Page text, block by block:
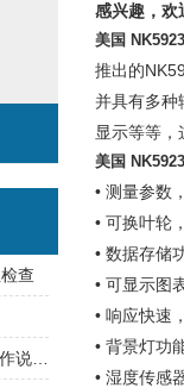
感兴趣，欢
美国
推出的
并具有多种
显示等等，
美国
• 测量参数
• 可换叶轮
• 数据存储
• 可显示图
• 响应快速
• 背景灯功
• 湿度传感
查